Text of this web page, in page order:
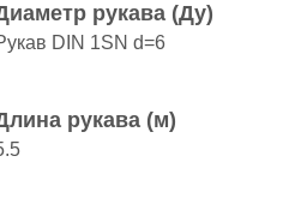
рукава (Ду)
DIN 1SN d=6
рукава (м)